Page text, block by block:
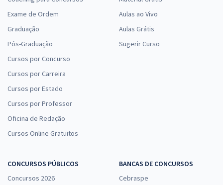
Exame de Ordem
Graduação
Pós-Graduação
Cursos por Concurso
Cursos por Carreira
Cursos por Estado
Cursos por Professor
Oficina de Redação
Cursos Online Gratuitos
Aulas ao Vivo
Aulas Grátis
Sugerir Curso
CONCURSOS PÚBLICOS
Concursos 2026
BANCAS DE CONCURSOS
Cebraspe